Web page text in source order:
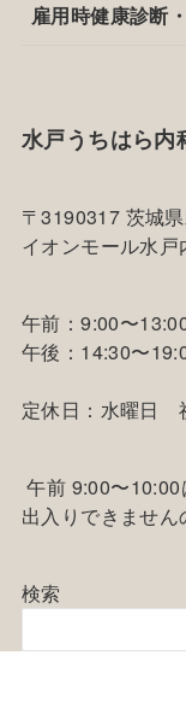
雇用時健康診断
水戸うちはら内
〒3190317 茨城
イオンモール水戸
午前：9:00〜
午後：14:30〜
定休日：水曜日
午前 9:00〜
出入りできません
検索